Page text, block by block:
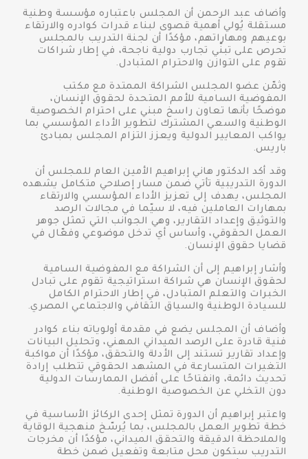
وأضاف عبد الرحمن أن المجلس باعتباره مؤسسة وطنية
مستقلة يُولي أهمية قصوى لبناء قدرات كوادره والارتقاء
بوعيهم ومهاراتهم، مؤكدًا أن لجنة التدريب بالمجلس
تحرص على تبنّي تجارب دولية ناجحة، في إطار شراكات
تقوم على التوازن والاحترام المتبادل.
وثمّن عضو المجلس الشراكة الممتدة مع مكتب
المفوضية السامية للأمم المتحدة لحقوق الإنسان،
موضحًا بأنها تعاون راسخ مبني على احترام الخصوصية
الوطنية والسعي المشترك لتطوير الأداء المؤسسي بما
يواكب المعايير الدولية ويعزز التزام المجلس بمبادئ
باريس.
وقد أكد الدكتور هاني إبراهيم الأمين العام للمجلس أن
الدورة التدريبية تأتي ضمن مسار إصلاحي متكامل يشهده
المجلس، يهدف إلى تعزيز الأداء المؤسسي والارتقاء
بمهارات العاملين فيه، لا سيّما في مجالات الرصد
والتوثيق وإعداد التقارير، وهي الجوانب التي تمثل جوهر
العمل الحقوقي، وأساس أي تدخل موضوعي وفعّال في
قضايا حقوق الإنسان.
وأشار إبراهيم إلى أن الشراكة مع المفوضية السامية
لحقوق الإنسان هي شراكة استراتيجية تقوم على تبادل
الخبرات والتعلم المتبادل، في إطار الاحترام الكامل
للسيادة الوطنية والسياق الثقافي والاجتماعي المصري.
وأضاف أن المجلس يضع في مقدمة أولوياته بناء كوادر
فنية قادرة على الرصد الميداني المهني، وتحليل البيانات
وإعداد تقارير تستند إلى الأدلة والتحقق، مؤكدًا أن مواكبة
التغيرات المتسارعة في المشهد الحقوقي تتطلب إرادة
تحديث دائمة، وانفتاحًا على أفضل الممارسات الدولية
دون التخلي عن الخصوصية الوطنية.
واعتبر إبراهيم أن الدورة تمثل إحدى الركائز الأساسية في
خطة تطوير العمل بالمجلس، بما يُرسّخ منهجية الوقاية
والملاحظة الدقيقة والتحقق الميداني، مؤكدًا أن مخرجات
التدريب ستكون محل متابعة وتفعيل ضمن خطة